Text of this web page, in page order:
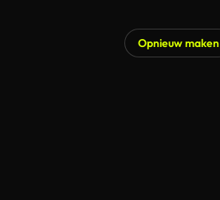
Opnieuw maken